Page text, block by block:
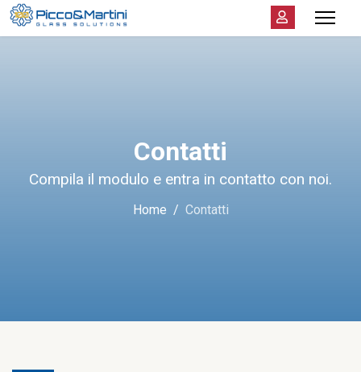
Contatti
Compila il modulo e entra in contatto con noi.
Home Contatti